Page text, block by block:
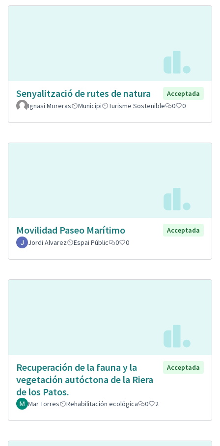
Senyalització de rutes de natura
Acceptada
Ignasi Moreras
Municipi Turisme Sostenible 0 0
Movilidad Paseo Marítimo
Acceptada
Jordi Alvarez
Espai Públic 0 0
Recuperación de la fauna y la
vegetación autóctona de la Riera
de los Patos.
Acceptada
Mar Torres Rehabilitación ecológica 0 2